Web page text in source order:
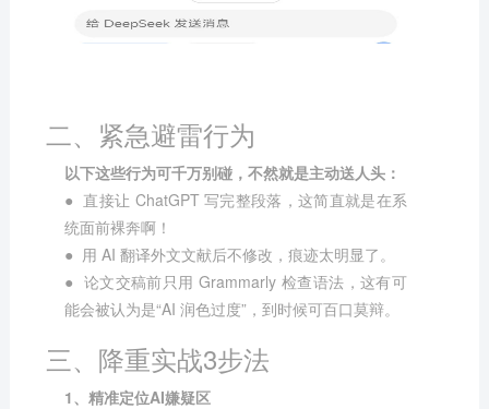
二、紧急避雷行为
以下这些行为可千万别碰，不然就是主动送人头：
● 直接让 ChatGPT 写完整段落，这简直就是在系
统面前裸奔啊！
● 用 AI 翻译外文文献后不修改，痕迹太明显了。
● 论文交稿前只用 Grammarly 检查语法，这有可
能会被认为是“AI 润色过度”，到时候可百口莫辩。
三、降重实战3步法
1、精准定位AI嫌疑区